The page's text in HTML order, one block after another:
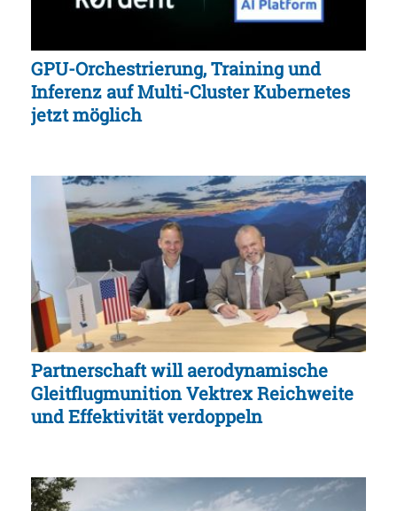
GPU-Orchestrierung, Training und
Inferenz auf Multi-Cluster Kubernetes
jetzt möglich
Partnerschaft will aerodynamische
Gleitflugmunition Vektrex Reichweite
und Effektivität verdoppeln